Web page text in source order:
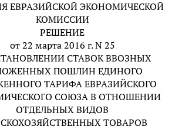
ЕВРАЗИЙСКОЙ ЭКОНОМИЧЕСКОЙ
КОМИССИИ
РЕШЕНИЕ
от 22 марта 2016 г. N 25
СТАВОК ВВОЗНЫХ
ПОШЛИН ЕДИНОГО
ТАРИФА ЕВРАЗИЙСКОГО
СОЮЗА В ОТНОШЕНИИ
ОТДЕЛЬНЫХ ВИДОВ
ТОВАРОВ